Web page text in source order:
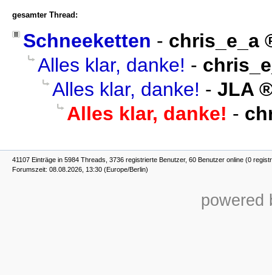
gesamter Thread:
Schneeketten - chris_e_a
Alles klar, danke! -
Alles klar, danke! - JLA
Alles klar, danke! -
41107 Einträge in 5984 Threads, 3736 registrierte Benutzer, 60 Benutzer online (0
Forumszeit: 08.08.2026, 13:30 (Europe/Berlin)
powered